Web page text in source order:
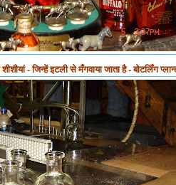
- जिन्हें इटली से मँगवाया जाता है - बोटलिँग